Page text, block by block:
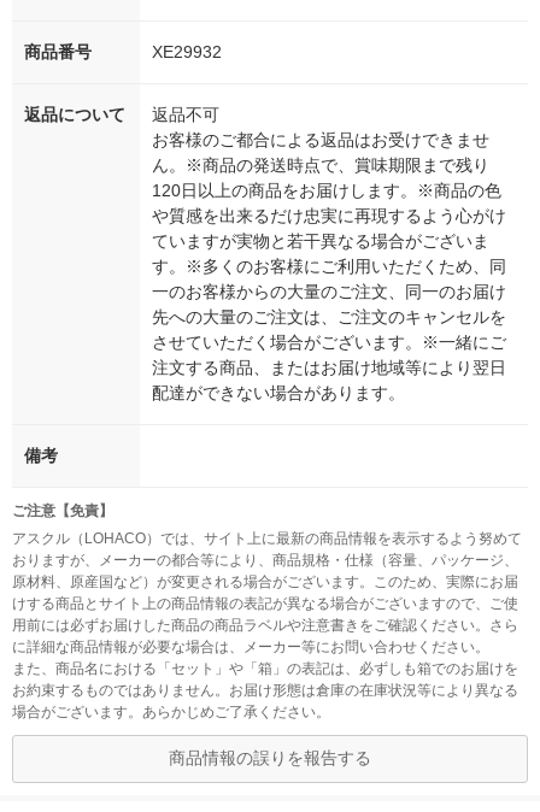
商品番号 XE29932
返品について
返品不可
お客様のご都合による返品はお受けできませ
ん。※商品の発送時点で、賞味期限まで残り
120日以上の商品をお届けします。※商品の色
や質感を出来るだけ忠実に再現するよう心がけ
ていますが実物と若干異なる場合がございま
す。※多くのお客様にご利用いただくため、同
一のお客様からの大量のご注文、同一のお届け
先への大量のご注文は、ご注文のキャンセルを
させていただく場合がございます。※一緒にご
注文する商品、またはお届け地域等により翌日
配達ができない場合があります。
備考
ご注意【免責】
アスクル（LOHACO）では、サイト上に最新の商品情報を表示するよう努めて
おりますが、メーカーの都合等により、商品規格・仕様（容量、パッケージ、
原材料、原産国など）が変更される場合がございます。このため、実際にお届
けする商品とサイト上の商品情報の表記が異なる場合がございますので、ご使
用前には必ずお届けした商品の商品ラベルや注意書きをご確認ください。さら
に詳細な商品情報が必要な場合は、メーカー等にお問い合わせください。
また、商品名における「セット」や「箱」の表記は、必ずしも箱でのお届けを
お約束するものではありません。お届け形態は倉庫の在庫状況等により異なる
場合がございます。あらかじめご了承ください。
商品情報の誤りを報告する